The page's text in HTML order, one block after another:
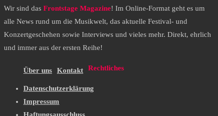
Wir sind das Frontstage Magazine! Im Online-Format geht es um
alle News rund um die Musikwelt, das aktuelle Festival- und
Konzertgeschehen sowie Interviews und vieles mehr. Direkt, ehrlich
und immer aus der ersten Reihe!
Über uns Kontakt Rechtliches
Datenschutzerklärung
Impressum